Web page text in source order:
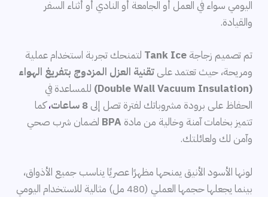
اليومي سواء في العمل أو الجامعة أو النادي أو أثناء السفر
والقيادة.
تم تصميم زجاجةTank Ice لتمنحك تجربة استخدام عملية
ومريحة، حيث تعتمد علىتقنية العزل المزدوج بتفريغ الهواء
(Double Wall Vacuum Insulation)
للمساعدة في
الحفاظ على برودة مشروباتك لفترة تصل إلى8 ساعات ،كما
تتميز بخامات آمنة وخالية من مادة BPA لضمان شرب صحي
وآمن لك ولعائلتك.
لونها الأسود الأنيق يمنحها مظهرًا عصريًا يناسب جميع الأذواق،
بينما يجعلها حجمها العملي (480 مل) مثالية للاستخدام اليومي